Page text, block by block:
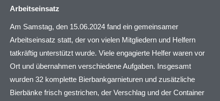
Arbeitseinsatz
Am Samstag, den 15.06.2024 fand ein gemeinsamer
Arbeitseinsatz statt, der von vielen Mitgliedern und Helfern
tatkräftig unterstützt wurde. Viele engagierte Helfer waren vor
Ort und übernahmen verschiedene Aufgaben. Insgesamt
wurden 32 komplette Bierbankgarnieturen und zusätzliche
Bierbänke frisch gestrichen, der Verschlag und der Container